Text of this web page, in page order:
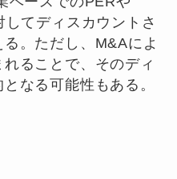
てディスカウントさ
。ただし、M&Aによ
ることで、そのディ
なる可能性もある。